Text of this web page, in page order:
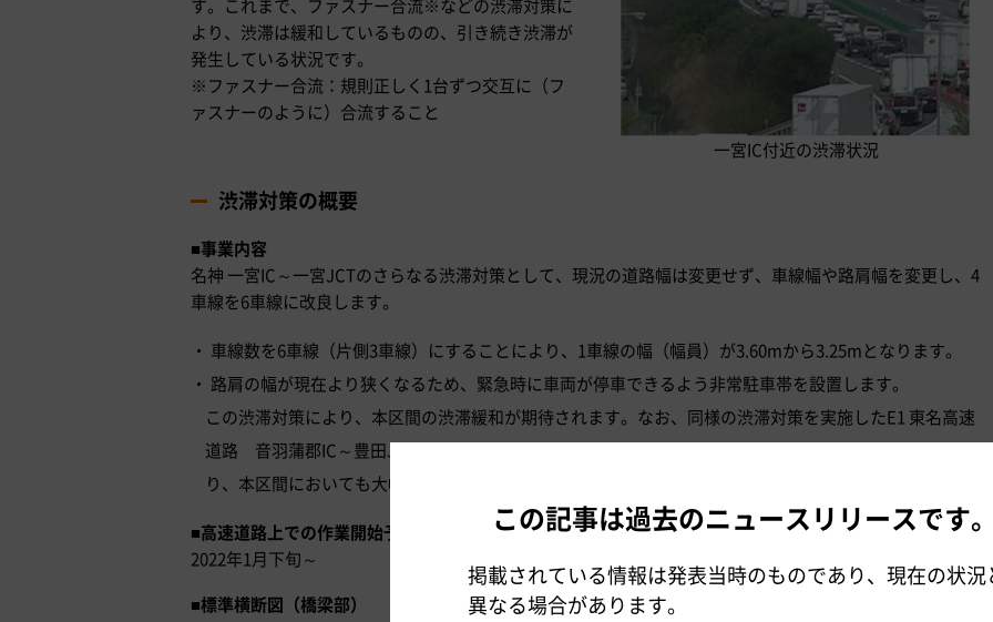
す。これまで、ファスナー合流※などの渋滞対策に
より、渋滞は緩和しているものの、引き続き渋滞が
発生している状況です。
※ファスナー合流：規則正しく1台ずつ交互に（フ
ァスナーのように）合流すること
一宮IC付近の渋滞状況
渋滞対策の概要
■事業内容
名神 一宮IC～一宮JCTのさらなる渋滞対策として、現況の道路幅は変更せず、車線幅や路肩幅を変更し、4
車線を6車線に改良します。
車線数を6車線（片側3車線）にすることにより、1車線の幅（幅員）が3.60mから3.25mとなります。
路肩の幅が現在より狭くなるため、緊急時に車両が停車できるよう非常駐車帯を設置します。
この渋滞対策により、本区間の渋滞緩和が期待されます。なお、同様の渋滞対策を実施したE1 東名高速
道路 音羽蒲郡IC～豊田JCT間では、交通集中による渋滞回数が対策前と比較して約9割削減されてお
り、本区間においても大幅な渋滞削減効果が期待されます。
■高速道路上での作業開始予定時期
2022年1月下旬～
■標準横断図（橋梁部）
この記事は過去のニュースリリースです
掲載されている情報は発表当時のものであり、現在の状況
異なる場合があります。